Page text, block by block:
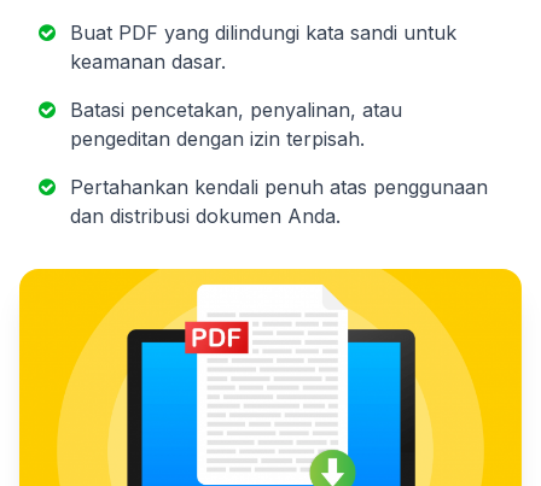
Buat PDF yang dilindungi kata sandi untuk
keamanan dasar.
Batasi pencetakan, penyalinan, atau
pengeditan dengan izin terpisah.
Pertahankan kendali penuh atas penggunaan
dan distribusi dokumen Anda.